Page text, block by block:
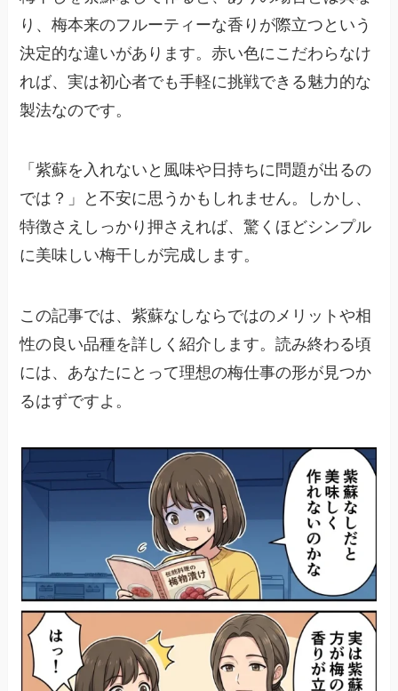
り、梅本来のフルーティーな香りが際立つという
決定的な違いがあります。赤い色にこだわらなけ
れば、実は初心者でも手軽に挑戦できる魅力的な
製法なのです。
「紫蘇を入れないと風味や日持ちに問題が出るの
では？」と不安に思うかもしれません。しかし、
特徴さえしっかり押さえれば、驚くほどシンプル
に美味しい梅干しが完成します。
この記事では、紫蘇なしならではのメリットや相
性の良い品種を詳しく紹介します。読み終わる頃
には、あなたにとって理想の梅仕事の形が見つか
るはずですよ。